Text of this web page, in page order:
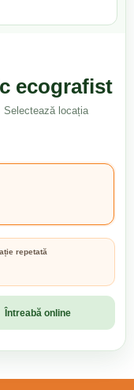
ecografist
Selectează locația
repetată
Întreabă online